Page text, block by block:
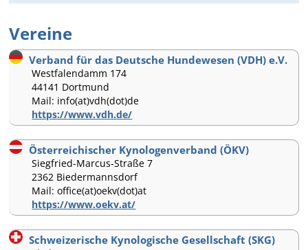
Vereine
Verband für das Deutsche Hundewesen (VDH) e.V.
Westfalendamm 174
44141 Dortmund
Mail: info(at)vdh(dot)de
https://www.vdh.de/
Österreichischer Kynologenverband (ÖKV)
Siegfried-Marcus-Straße 7
2362 Biedermannsdorf
Mail: office(at)oekv(dot)at
https://www.oekv.at/
Schweizerische Kynologische Gesellschaft (SKG)